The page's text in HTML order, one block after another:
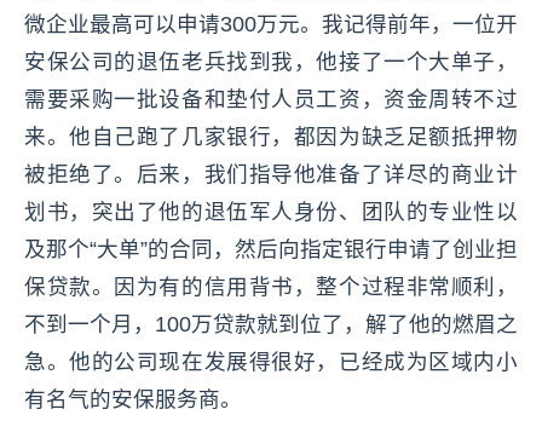
微企业最高可以申请300万元。我记得前年，一位开
安保公司的退伍老兵找到我，他接了一个大单子，
需要采购一批设备和垫付人员工资，资金周转不过
来。他自己跑了几家银行，都因为缺乏足额抵押物
被拒绝了。后来，我们指导他准备了详尽的商业计
划书，突出了他的退伍军人身份、团队的专业性以
及那个“大单”的合同，然后向指定银行申请了创业担
保贷款。因为有的信用背书，整个过程非常顺利，
不到一个月，100万贷款就到位了，解了他的燃眉之
急。他的公司现在发展得很好，已经成为区域内小
有名气的安保服务商。